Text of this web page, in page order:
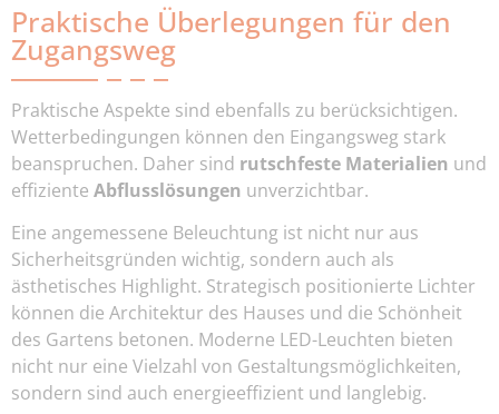
Praktische Überlegungen für den
Zugangsweg
Praktische Aspekte sind ebenfalls zu berücksichtigen.
Wetterbedingungen können den Eingangsweg stark
beanspruchen. Daher sind rutschfeste Materialien und
effiziente Abflusslösungen unverzichtbar.
Eine angemessene Beleuchtung ist nicht nur aus
Sicherheitsgründen wichtig, sondern auch als
ästhetisches Highlight. Strategisch positionierte Lichter
können die Architektur des Hauses und die Schönheit
des Gartens betonen. Moderne LED-Leuchten bieten
nicht nur eine Vielzahl von Gestaltungsmöglichkeiten,
sondern sind auch energieeffizient und langlebig.